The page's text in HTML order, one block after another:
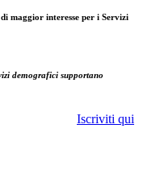
maggior interesse per i Servizi
demografici supportano
Iscriviti qui